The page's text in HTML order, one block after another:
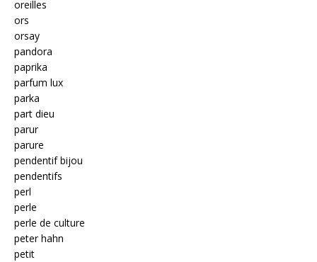
oreilles
ors
orsay
pandora
paprika
parfum lux
parka
part dieu
parur
parure
pendentif bijou
pendentifs
perl
perle
perle de culture
peter hahn
petit